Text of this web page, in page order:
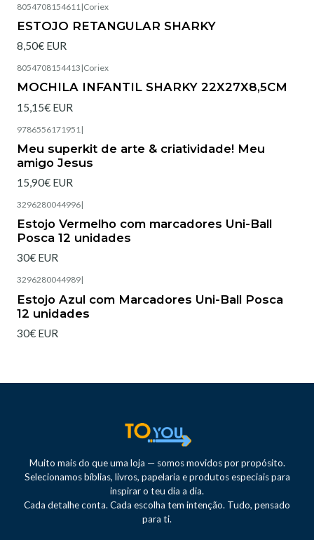
8054708154611 |Coriex
ESTOJO RETANGULAR SHARKY
8,50€ EUR
8054708154413 |Coriex
MOCHILA INFANTIL SHARKY 22X27X8,5CM
15,15€ EUR
9786556171951 |
Meu superkit de arte & criatividade! Meu
amigo Jesus
15,90€ EUR
3296280044996|
Estojo Vermelho com marcadores Uni-Ball
Posca 12 unidades
30€ EUR
3296280044989|
Estojo Azul com Marcadores Uni-Ball Posca
12 unidades
30€ EUR
Muito mais do que uma loja — somos movidos por propósito.
Selecionamos bíblias, livros, papelaria e produtos especiais para
inspirar o teu dia a dia.
Cada detalhe conta. Cada escolha tem intenção. Tudo, pensado
para ti.